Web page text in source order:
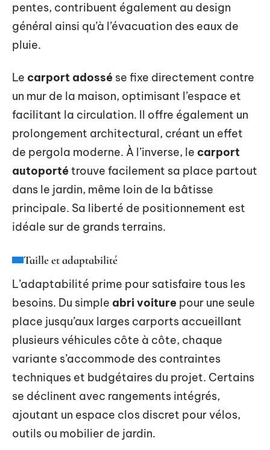
pentes, contribuent également au design
général ainsi qu’à l’évacuation des eaux de
pluie.
Le carport adossé se fixe directement contre
un mur de la maison, optimisant l’espace et
facilitant la circulation. Il offre également un
prolongement architectural, créant un effet
de pergola moderne. À l’inverse, le carport
autoportétrouve facilement sa place partout
dans le jardin, même loin de la bâtisse
principale. Sa liberté de positionnement est
idéale sur de grands terrains.
Taille et adaptabilité
L’adaptabilité prime pour satisfaire tous les
besoins. Du simple abri voiture pour une seule
place jusqu’aux larges carports accueillant
plusieurs véhicules côte à côte, chaque
variante s’accommode des contraintes
techniques et budgétaires du projet. Certains
se déclinent avec rangements intégrés,
ajoutant un espace clos discret pour vélos,
outils ou mobilier de jardin.